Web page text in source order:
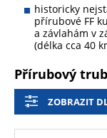
historicky
přírubové FF
a závlahám v
(délka cca 40
Přírubový
ZOBRAZIT